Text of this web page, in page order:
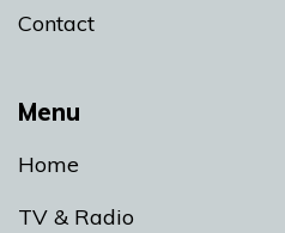
Menu
Home
TV & Radio
Contact